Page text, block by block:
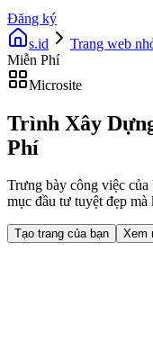
Đăng ký
s.id
Trang web
Miễn Phí
Microsite
Trình Xây
Phí
Trưng bày công việc
mục đầu tư tuyệt đẹp
Tạo trang của bạn Xem